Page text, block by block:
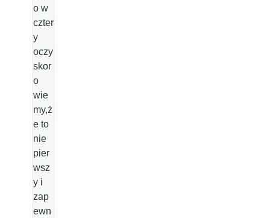
o w
czter
y
oczy
skor
o
wie
my,ż
e to
nie
pier
wsz
y i
zap
ewn